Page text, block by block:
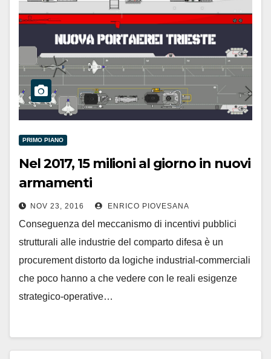
PRIMO PIANO
Nel 2017, 15 milioni al giorno in nuovi
armamenti
NOV 23, 2016 ENRICO PIOVESANA
Conseguenza del meccanismo di incentivi pubblici
strutturali alle industrie del comparto difesa è un
procurement distorto da logiche industrial-commerciali
che poco hanno a che vedere con le reali esigenze
strategico-operative…